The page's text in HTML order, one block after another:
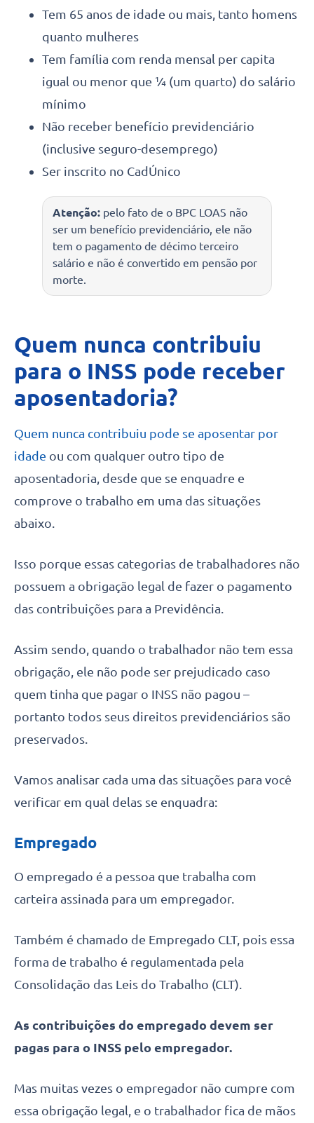
Tem 65 anos de idade ou mais, tanto homens
quanto mulheres
Tem família com renda mensal per capita
igual ou menor que ¼ (um quarto) do salário
mínimo
Não receber benefício previdenciário
(inclusive seguro-desemprego)
Ser inscrito no CadÚnico
Atenção: pelo fato de o BPC LOAS não
ser um benefício previdenciário, ele não
tem o pagamento de décimo terceiro
salário e não é convertido em pensão por
morte.
Quem nunca contribuiu
para o INSS pode receber
aposentadoria?
Quem nunca contribuiu pode se aposentar por
idade ou com qualquer outro tipo de
aposentadoria, desde que se enquadre e
comprove o trabalho em uma das situações
abaixo.
Isso porque essas categorias de trabalhadores não
possuem a obrigação legal de fazer o pagamento
das contribuições para a Previdência.
Assim sendo, quando o trabalhador não tem essa
obrigação, ele não pode ser prejudicado caso
quem tinha que pagar o INSS não pagou –
portanto todos seus direitos previdenciários são
preservados.
Vamos analisar cada uma das situações para você
verificar em qual delas se enquadra:
Empregado
O empregado é a pessoa que trabalha com
carteira assinada para um empregador.
Também é chamado de Empregado CLT, pois essa
forma de trabalho é regulamentada pela
Consolidação das Leis do Trabalho (CLT).
As contribuições do empregado devem ser
pagas para o INSS pelo empregador.
Mas muitas vezes o empregador não cumpre com
essa obrigação legal, e o trabalhador fica de mãos